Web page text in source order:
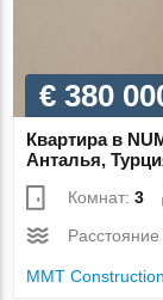
€ 380
Квартира в
Анталья,
Комнат:3
MMT